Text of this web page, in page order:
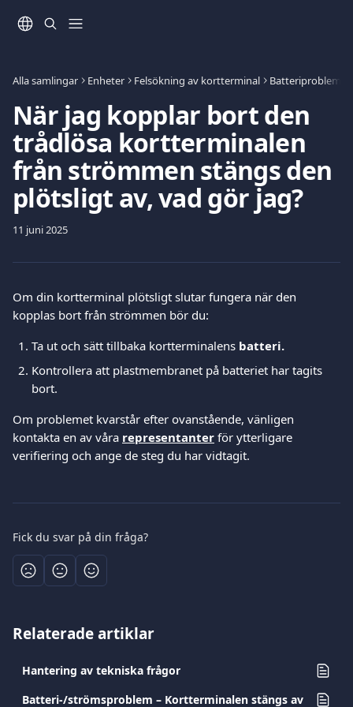
Alla samlingar Enheter Felsökning av kortterminal Batteriproblem
När jag kopplar bort den
trådlösa kortterminalen
från strömmen stängs den
plötsligt av, vad gör jag?
11 juni 2025
Om din kortterminal plötsligt slutar fungera när den
kopplas bort från strömmen bör du:
Ta ut och sätt tillbaka kortterminalens batteri.
Kontrollera att plastmembranet på batteriet har tagits
bort.
Om problemet kvarstår efter ovanstående, vänligen
kontakta en av våra representanter för ytterligare
verifiering och ange de steg du har vidtagit.
Fick du svar på din fråga?
Relaterade artiklar
Hantering av tekniska frågor
Batteri-/strömsproblem – Kortterminalen stängs av